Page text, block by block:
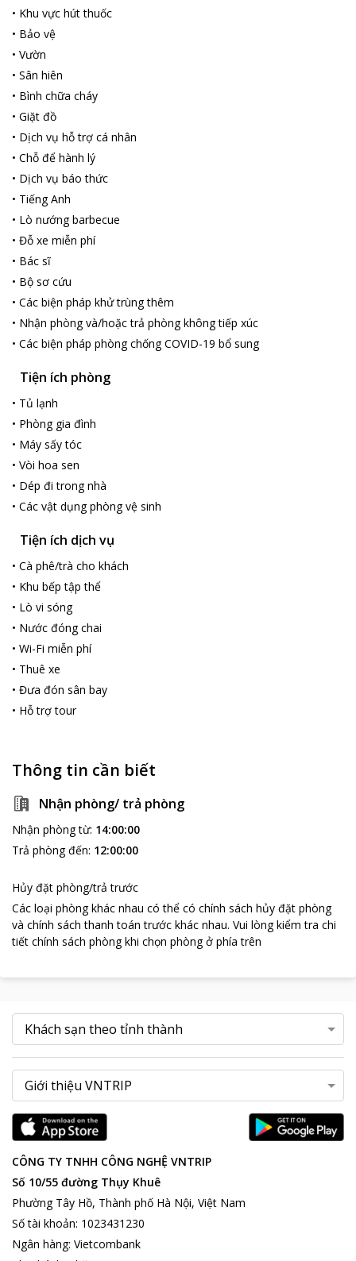
• Khu vực hút thuốc
• Bảo vệ
• Vườn
• Sân hiên
• Bình chữa cháy
• Giặt đồ
• Dịch vụ hỗ trợ cá nhân
• Chỗ để hành lý
• Dịch vụ báo thức
• Tiếng Anh
• Lò nướng barbecue
• Đỗ xe miễn phí
• Bác sĩ
• Bộ sơ cứu
• Các biện pháp khử trùng thêm
• Nhận phòng và/hoặc trả phòng không tiếp xúc
• Các biện pháp phòng chống COVID-19 bổ sung
Tiện ích phòng
• Tủ lạnh
• Phòng gia đình
• Máy sấy tóc
• Vòi hoa sen
• Dép đi trong nhà
• Các vật dụng phòng vệ sinh
Tiện ích dịch vụ
• Cà phê/trà cho khách
• Khu bếp tập thể
• Lò vi sóng
• Nước đóng chai
• Wi-Fi miễn phí
• Thuê xe
• Đưa đón sân bay
• Hỗ trợ tour
Thông tin cần biết
Nhận phòng/ trả phòng
Nhận phòng từ: 14:00:00
Trả phòng đến: 12:00:00
Hủy đặt phòng/trả trước
Các loại phòng khác nhau có thể có chính sách hủy đặt phòng
và chính sách thanh toán trước khác nhau. Vui lòng kiểm tra chi
tiết chính sách phòng khi chọn phòng ở phía trên
CÔNG TY TNHH CÔNG NGHỆ VNTRIP
Số 10/55 đường Thụy Khuê
Phường Tây Hồ, Thành phố Hà Nội, Việt Nam
Số tài khoản: 1023431230
Ngân hàng: Vietcombank